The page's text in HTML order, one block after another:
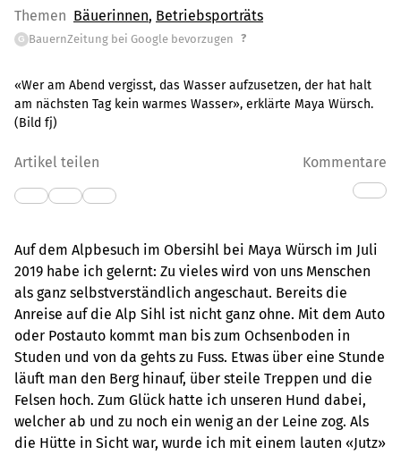
Themen Bäuerinnen Betriebsporträts
G BauernZeitung bei Google bevorzugen ?
«Wer am Abend vergisst, das Wasser aufzusetzen, der hat halt
am nächsten Tag kein warmes Wasser», erklärte Maya Würsch.
(Bild fj)
Artikel teilen Kommentare
Auf dem Alpbesuch im Obersihl bei Maya Würsch im Juli
2019 habe ich gelernt: Zu vieles wird von uns Menschen
als ganz selbstverständlich angeschaut. Bereits die
Anreise auf die Alp Sihl ist nicht ganz ohne. Mit dem Auto
oder Postauto kommt man bis zum Ochsenboden in
Studen und von da gehts zu Fuss. Etwas über eine Stunde
läuft man den Berg hinauf, über steile Treppen und die
Felsen hoch. Zum Glück hatte ich unseren Hund dabei,
welcher ab und zu noch ein wenig an der Leine zog. Als
die Hütte in Sicht war, wurde ich mit einem lauten «Jutz»